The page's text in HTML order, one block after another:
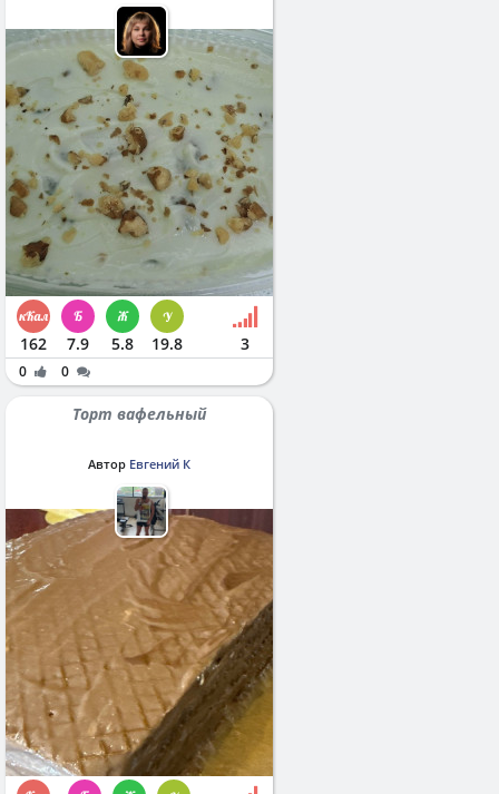
162 7.9 5.8 19.8 3
0 0
Торт вафельный
Автор Евгений К